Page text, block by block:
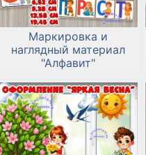
Маркировка и
наглядный материал
"Алфавит"